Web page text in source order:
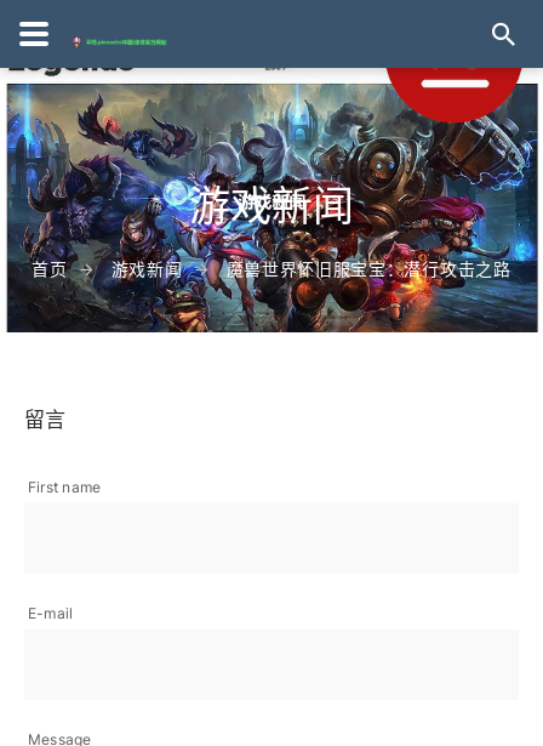
游戏新闻
首页 游戏新闻 魔兽世界怀旧服宝宝：潜行攻击之路
留言
First name
E-mail
Message